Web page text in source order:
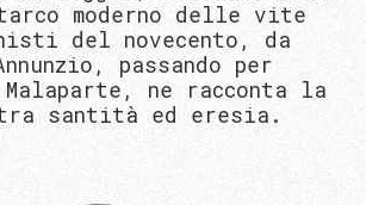
moderno delle vite
del novecento, da
passando per
ne racconta la
santità ed eresia.